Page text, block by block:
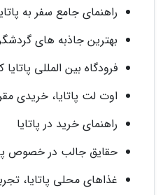
راهنمای جامع سفر به
بهترین جاذبه های
فرودگاه بین المللی
اوت لت پاتایا، خریدی
راهنمای خرید در پاتایا
حقایق جالب در خصوص
غذاهای محلی پاتایا،